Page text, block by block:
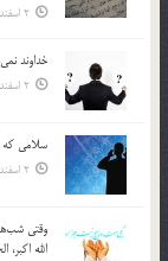
2 اسفند 96
خداوند
2 اسفند 96
سلامي كه بعد از
2 اسفند 96
وقتي
الله